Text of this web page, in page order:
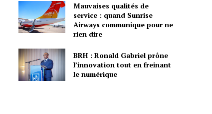
Mauvaises qualités de
service : quand Sunrise
Airways communique pour ne
rien dire
BRH : Ronald Gabriel prône
l’innovation tout en freinant
le numérique